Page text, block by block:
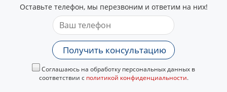
Оставьте телефон, мы перезвоним и ответим на них!
Получить консультацию
Соглашаюсь на обработку персональных данных в
соответствии с политикой конфиденциальности.